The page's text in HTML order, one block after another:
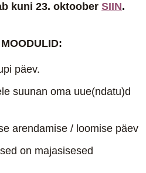
kuni 23. oktoober SIIN.
päev.
suunan oma uue(ndatu)d
arendamise / loomise päev
on majasisesed